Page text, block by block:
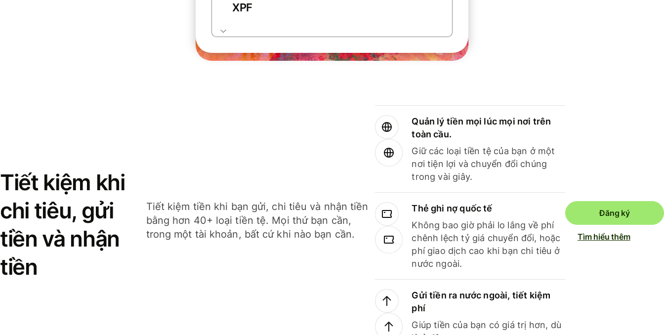
XPF
Tiết kiệm khi
chi tiêu, gửi
tiền và nhận
tiền
Tiết kiệm tiền khi bạn gửi, chi tiêu và nhận tiền
bằng hơn 40+ loại tiền tệ. Mọi thứ bạn cần,
trong một tài khoản, bất cứ khi nào bạn cần.
Quản lý tiền mọi lúc mọi nơi trên
toàn cầu.
Giữ các loại tiền tệ của bạn ở một
nơi tiện lợi và chuyển đổi chúng
trong vài giây.
Thẻ ghi nợ quốc tế
Không bao giờ phải lo lắng về phí
chênh lệch tỷ giá chuyển đổi, hoặc
phí giao dịch cao khi bạn chi tiêu ở
nước ngoài.
Gửi tiền ra nước ngoài, tiết kiệm
phí
Giúp tiền của bạn có giá trị hơn, dù
Đăng ký
Tìm hiểu thêm